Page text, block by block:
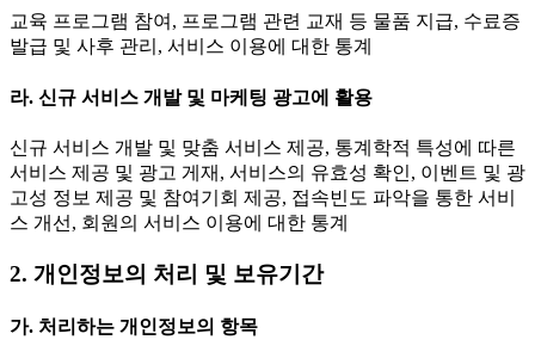
교육 프로그램 참여, 프로그램 관련 교재 등 물품 지급, 수료증
발급 및 사후 관리, 서비스 이용에 대한 통계
라. 신규 서비스 개발 및 마케팅 광고에 활용
신규 서비스 개발 및 맞춤 서비스 제공, 통계학적 특성에 따른
서비스 제공 및 광고 게재, 서비스의 유효성 확인, 이벤트 및 광
고성 정보 제공 및 참여기회 제공, 접속빈도 파악을 통한 서비
스 개선, 회원의 서비스 이용에 대한 통계
2. 개인정보의 처리 및 보유기간
가. 처리하는 개인정보의 항목